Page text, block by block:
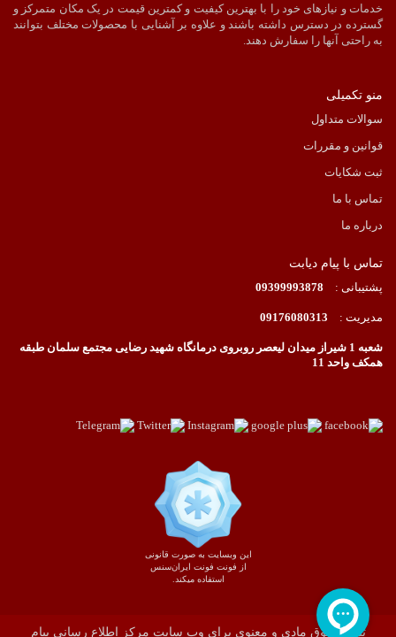
خدمات و نیازهای خود را با بهترین کیفیت و کمترین قیمت در یک مکان متمرکز و
گسترده در دسترس داشته باشند و علاوه بر آشنایی با محصولات مختلف بتوانند
به راحتی آنها را سفارش دهند.
منو تکمیلی
سوالات متداول
قوانین و مقررات
ثبت شکایات
تماس با ما
درباره ما
تماس با پیام دیابت
پشتیبانی : 09399993878
مدیریت : 09176080313
شعبه 1 شیراز میدان لیعصر روبروی درمانگاه شهید رضایی مجتمع سلمان طبقه
همکف واحد 11
این وبسایت به صورت قانونی
از فونت فونت ایران‌سنس
استفاده میکند.
تمام حقوق مادی و معنوی برای وب سایت مرکز اطلاع رسانی پیام